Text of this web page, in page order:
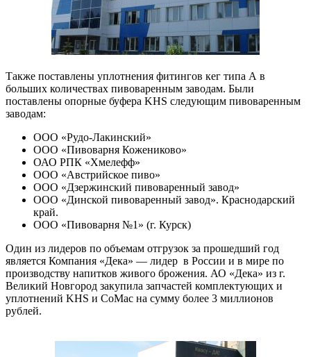
Также поставлены уплотнения фитингов кег типа А в
больших количествах пивоваренным заводам. Были
поставлены опорные буфера KHS следующим пивоваренным
заводам:
ООО «Рудо-Лакинский»
ООО «Пивоварня Кожениково»
ОАО РПК «Хмелефф»
ООО «Австрийское пиво»
ООО «Дзержинский пивоваренный завод»
ООО «Динской пивоваренный завод». Краснодарский
край.
ООО «Пивоварня №1» (г. Курск)
Один из лидеров по объемам отгрузок за прошедший год
является Компания «Дека» — лидер в России и в мире по
производству напитков живого брожения. АО «Дека» из г.
Великий Новгород закупила запчастей комплектующих и
уплотнений KHS и CoMac на сумму более 3 миллионов
рублей.